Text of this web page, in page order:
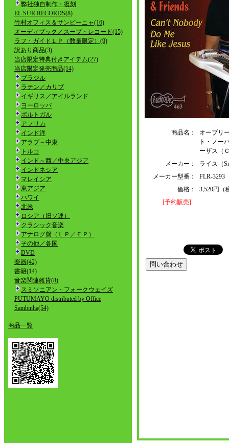
弊社独自制作・復刻
EL SUR RECORDS(8)
竹村オフィス＆サンビーニャ(16)
オーディブック／スープ・レコード(15)
ラフ・ガイドＬＰ（数量限定）(9)
訳あり商品(3)
当店限定特典付きアイテム(27)
当店限定発売商品(14)
ブラジル
ラテン／カリブ
イギリス／アイルランド
ヨーロッパ
ポルトガル
アフリカ
インド洋
アラブ～中東
トルコ
インド～西／中央アジア
インドネシア
マレイシア
東アジア
ハワイ
北米
ロシア（旧ソ連）
クラシック音楽
アナログ盤（ＬＰ／ＥＰ）
その他／各国
DVD
楽器(42)
書籍(14)
音楽関連雑貨(8)
スミソニアン・フォークウェイズ
PUTUMAYO distributed by Office
Sambinha(54)
商品一覧
商品名：
オーブリ
ト・ノー
ーザス（
メーカー：
ライス（
メーカー型番：
FLR-3293
価格：
3,520円（
[予約販売]